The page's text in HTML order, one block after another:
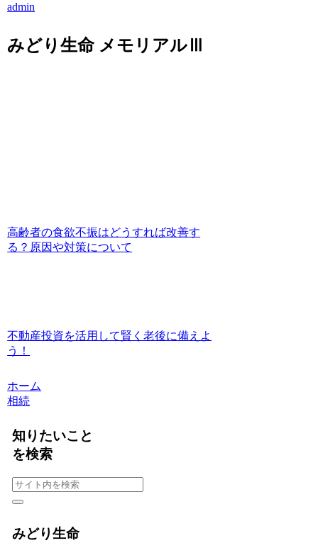
admin
みどり生命 メモリアルⅢ
高齢者の食欲不振はどうすれば改善す
る？原因や対策について
不動産投資を活用して賢く老後に備えよ
う！
ホーム
相続
知りたいこと
を検索
みどり生命